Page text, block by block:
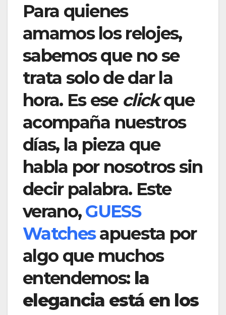
Para quienes
amamos los relojes,
sabemos que no se
trata solo de dar la
hora. Es ese clickque
acompaña nuestros
días, la pieza que
habla por nosotros sin
decir palabra. Este
verano,GUESS
Watchesapuesta por
algo que muchos
entendemos: la
elegancia está en los